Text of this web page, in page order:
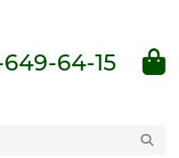
64-15